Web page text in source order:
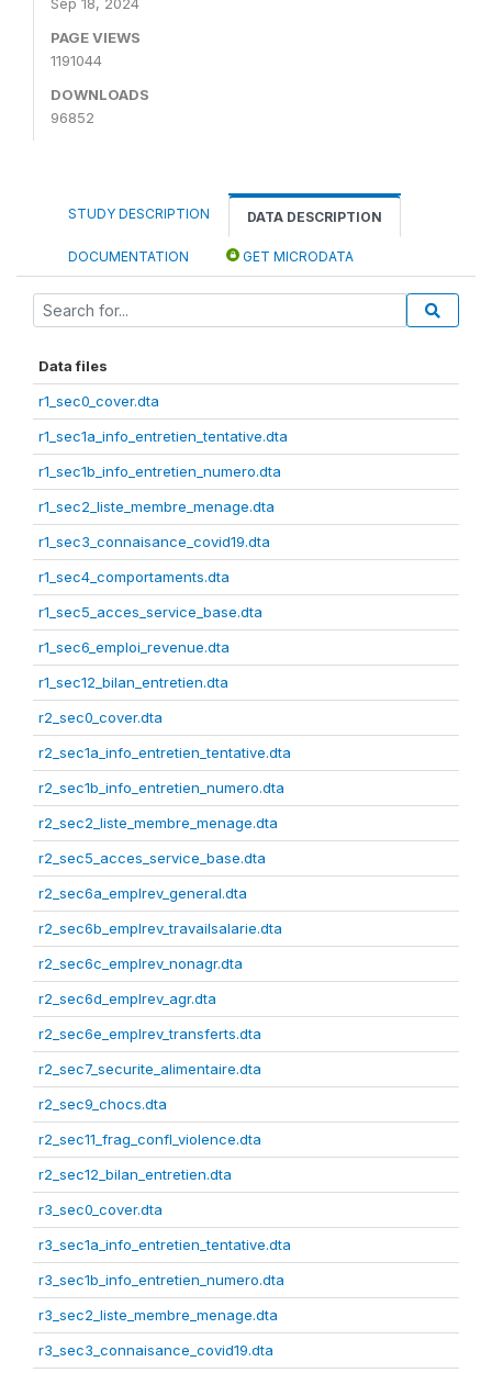
PAGE VIEWS
1191044
DOWNLOADS
96852
STUDY DESCRIPTION DATA DESCRIPTION
DOCUMENTATION GET MICRODATA
Data files
r1_sec0_cover.dta
r1_sec1a_info_entretien_tentative.dta
r1_sec1b_info_entretien_numero.dta
r1_sec2_liste_membre_menage.dta
r1_sec3_connaisance_covid19.dta
r1_sec4_comportaments.dta
r1_sec5_acces_service_base.dta
r1_sec6_emploi_revenue.dta
r1_sec12_bilan_entretien.dta
r2_sec0_cover.dta
r2_sec1a_info_entretien_tentative.dta
r2_sec1b_info_entretien_numero.dta
r2_sec2_liste_membre_menage.dta
r2_sec5_acces_service_base.dta
r2_sec6a_emplrev_general.dta
r2_sec6b_emplrev_travailsalarie.dta
r2_sec6c_emplrev_nonagr.dta
r2_sec6d_emplrev_agr.dta
r2_sec6e_emplrev_transferts.dta
r2_sec7_securite_alimentaire.dta
r2_sec9_chocs.dta
r2_sec11_frag_confl_violence.dta
r2_sec12_bilan_entretien.dta
r3_sec0_cover.dta
r3_sec1a_info_entretien_tentative.dta
r3_sec1b_info_entretien_numero.dta
r3_sec2_liste_membre_menage.dta
r3_sec3_connaisance_covid19.dta